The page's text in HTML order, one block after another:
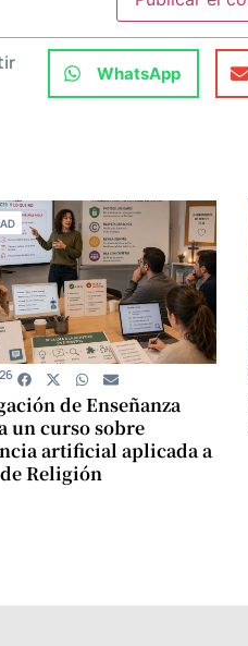
WhatsApp
de Enseñanza
un curso sobre
artificial aplicada a
Religión